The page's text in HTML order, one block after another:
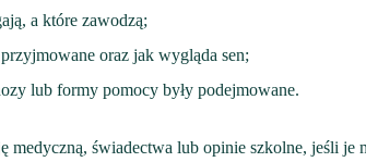
a które zawodzą;
oraz jak wygląda sen;
lub formy pomocy były podejmowane.
medyczną, świadectwa lub opinie szkolne, jeśli je